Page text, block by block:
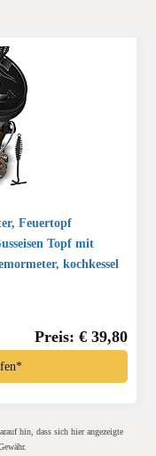
Feuertopf
Topf mit
kochkessel
Preis: € 39,80
hin, dass sich hier angezeigte